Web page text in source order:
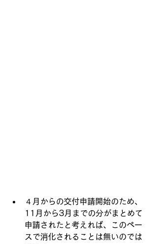
４月からの交付申請開始のため、
11月から3月までの分がまとめて
申請されたと考えれば、このペー
スで消化されることは無いのでは